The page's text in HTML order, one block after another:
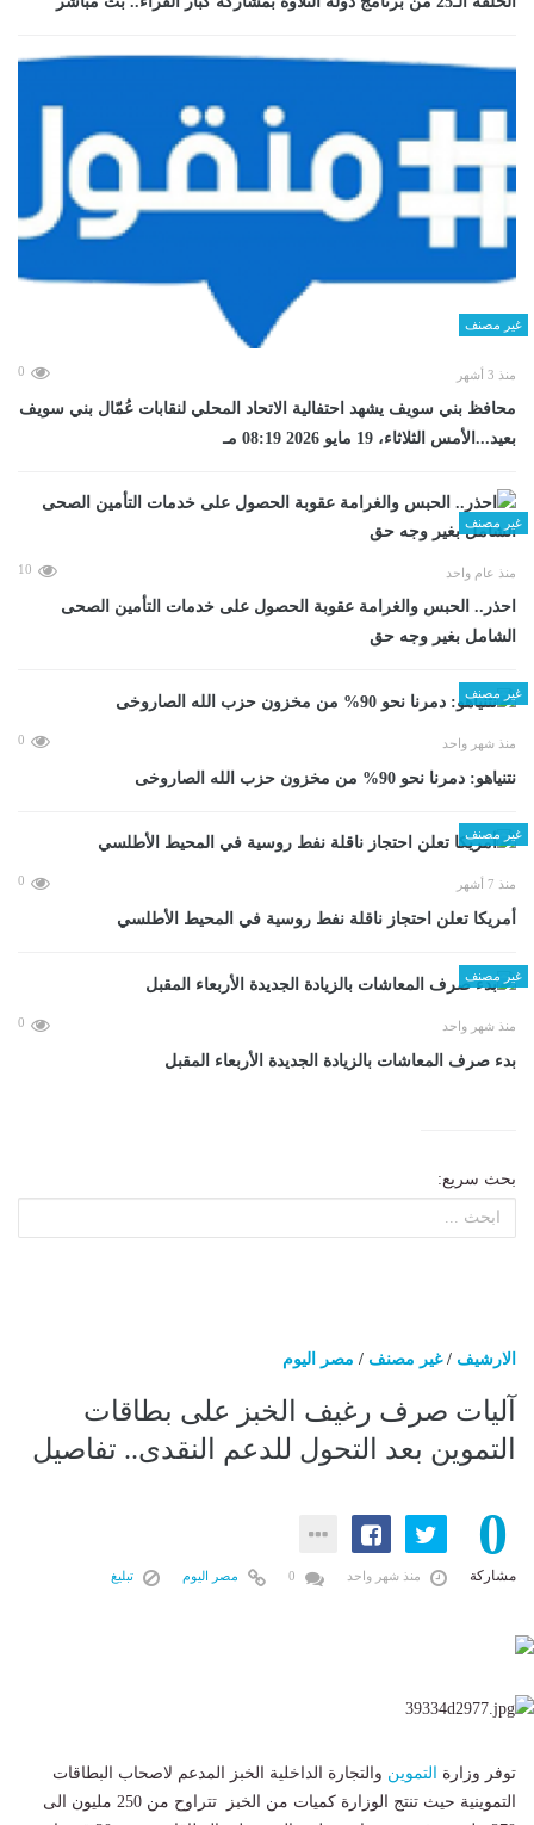
غير مصنف
منذ 3 أشهر 0
محافظ بني سويف يشهد احتفالية الاتحاد المحلي لنقابات عُمّال بني سويف
بعيد...الأمس الثلاثاء، 19 مايو 2026 08:19 مـ
غير مصنف
منذ عام واحد 10
احذر.. الحبس والغرامة عقوبة الحصول على خدمات التأمين الصحى
الشامل بغير وجه حق
غير مصنف
منذ شهر واحد 0
نتنياهو: دمرنا نحو 90% من مخزون حزب الله الصاروخى
غير مصنف
منذ 7 أشهر 0
أمريكا تعلن احتجاز ناقلة نفط روسية في المحيط الأطلسي
غير مصنف
منذ شهر واحد 0
بدء صرف المعاشات بالزيادة الجديدة الأربعاء المقبل
بحث سريع:
الارشيف /غير مصنف / مصر اليوم
آليات صرف رغيف الخبز على بطاقات
التموين بعد التحول للدعم النقدى.. تفاصيل
0
مشاركة منذ شهر واحد مصر اليوم تبليغ
توفر وزارة التموين والتجارة الداخلية الخبز المدعم لاصحاب البطاقات
التموينية حيث تنتج الوزارة كميات من الخبز تتراوح من 250 مليون الى